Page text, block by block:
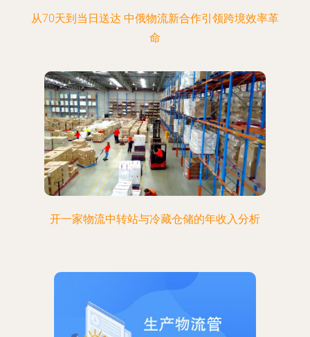
从70天到当日送达 中俄物流新合作引领跨境效率革
命
开一家物流中转站与冷藏仓储的年收入分析